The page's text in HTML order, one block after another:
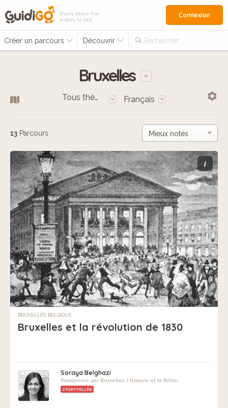
Every place has
a story to tell
Créer un parcours Découvrir Rechercher…
Connexion
Bruxelles
Tous thèmes Français
13 Parcours
i
BRUXELLES, BELGIQUE
Bruxelles et la révolution de 1830
Soraya Belghazi
Passionnée par Bruxelles, l'histoire et la fiction
STORYTELLER